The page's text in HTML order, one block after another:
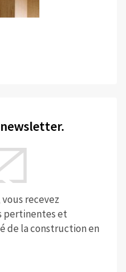
recevez
pertinentes et
de la construction en